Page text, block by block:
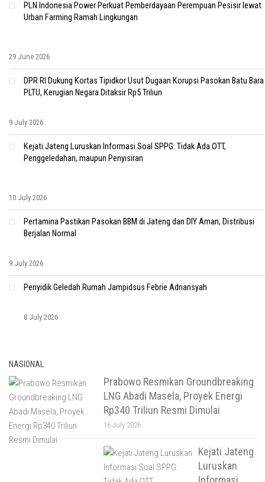
PLN Indonesia Power Perkuat Pemberdayaan Perempuan Pesisir lewat
Urban Farming Ramah Lingkungan
29 June 2026
DPR RI Dukung Kortas Tipidkor Usut Dugaan Korupsi Pasokan Batu Bara
PLTU, Kerugian Negara Ditaksir Rp5 Triliun
9 July 2026
Kejati Jateng Luruskan Informasi Soal SPPG: Tidak Ada OTT,
Penggeledahan, maupun Penyisiran
10 July 2026
Pertamina Pastikan Pasokan BBM di Jateng dan DIY Aman, Distribusi
Berjalan Normal
9 July 2026
Penyidik Geledah Rumah Jampidsus Febrie Adriansyah
8 July 2026
NASIONAL
Prabowo Resmikan Groundbreaking
LNG Abadi Masela, Proyek Energi
Rp340 Triliun Resmi Dimulai
16 July 2026
Kejati Jateng
Luruskan